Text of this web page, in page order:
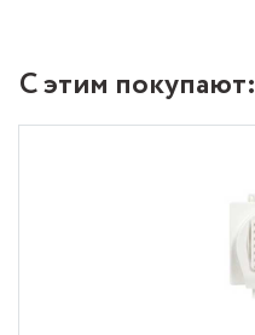
С этим покупают: